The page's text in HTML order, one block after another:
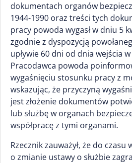
dokumentach organów
1944-1990 oraz treści tych
pracy powoda wygasł w dniu 5
zgodnie z dyspozycją
upływie 60 dni od dnia wejścia
Pracodawca powoda
wygaśnięciu stosunku pracy z
wskazując, że przyczyną
jest złożenie dokumentów
lub służbę w organach
współpracę z tymi organami.
Rzecznik zauważył, że do czasu
o zmianie ustawy o służbie